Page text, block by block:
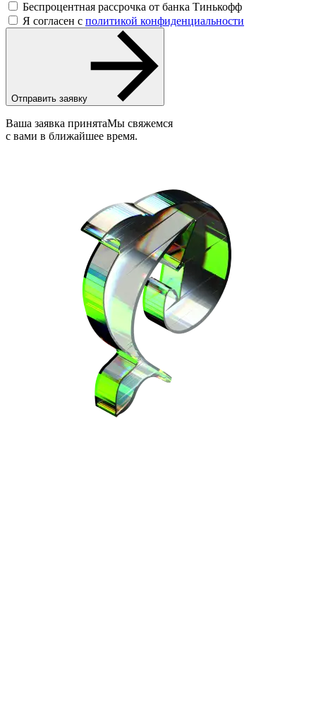
Беспроцентная рассрочка от банка Тинькофф
Я согласен с политикой конфиденциальности
Отправить заявку
Ваша заявка принятаМы свяжемся
с вами в ближайшее время.